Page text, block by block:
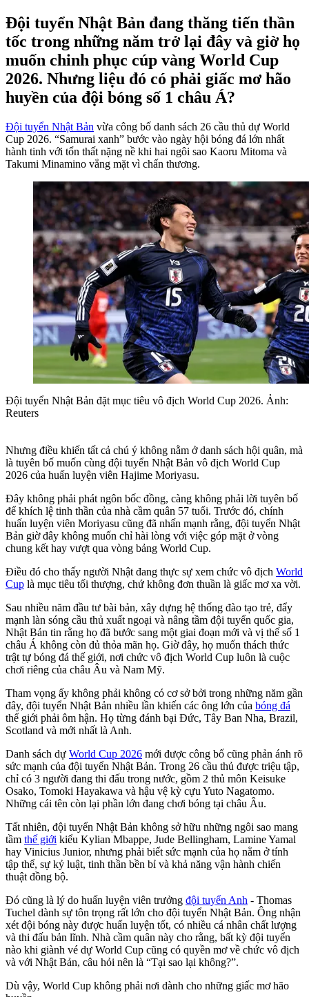
Đội tuyển Nhật Bản đang thăng tiến thần
tốc trong những năm trở lại đây và giờ họ
muốn chinh phục cúp vàng World Cup
2026. Nhưng liệu đó có phải giấc mơ hão
huyền của đội bóng số 1 châu Á?
Đội tuyển Nhật Bản vừa công bố danh sách 26 cầu thủ dự World
Cup 2026. “Samurai xanh” bước vào ngày hội bóng đá lớn nhất
hành tinh với tổn thất nặng nề khi hai ngôi sao Kaoru Mitoma và
Takumi Minamino vắng mặt vì chấn thương.
Đội tuyển Nhật Bản đặt mục tiêu vô địch World Cup 2026. Ảnh:
Reuters
Nhưng điều khiến tất cả chú ý không nằm ở danh sách hội quân, mà
là tuyên bố muốn cùng đội tuyển Nhật Bản vô địch World Cup
2026 của huấn luyện viên Hajime Moriyasu.
Đây không phải phát ngôn bốc đồng, càng không phải lời tuyên bố
để khích lệ tinh thần của nhà cầm quân 57 tuổi. Trước đó, chính
huấn luyện viên Moriyasu cũng đã nhấn mạnh rằng, đội tuyển Nhật
Bản giờ đây không muốn chỉ hài lòng với việc góp mặt ở vòng
chung kết hay vượt qua vòng bảng World Cup.
Điều đó cho thấy người Nhật đang thực sự xem chức vô địch World
Cup là mục tiêu tối thượng, chứ không đơn thuần là giấc mơ xa vời.
Sau nhiều năm đầu tư bài bản, xây dựng hệ thống đào tạo trẻ, đẩy
mạnh làn sóng cầu thủ xuất ngoại và nâng tầm đội tuyển quốc gia,
Nhật Bản tin rằng họ đã bước sang một giai đoạn mới và vị thế số 1
châu Á không còn đủ thỏa mãn họ. Giờ đây, họ muốn thách thức
trật tự bóng đá thế giới, nơi chức vô địch World Cup luôn là cuộc
chơi riêng của châu Âu và Nam Mỹ.
Tham vọng ấy không phải không có cơ sở bởi trong những năm gần
đây, đội tuyển Nhật Bản nhiều lần khiến các ông lớn của bóng đá
thế giới phải ôm hận. Họ từng đánh bại Đức, Tây Ban Nha, Brazil,
Scotland và mới nhất là Anh.
Danh sách dự World Cup 2026 mới được công bố cũng phản ánh rõ
sức mạnh của đội tuyển Nhật Bản. Trong 26 cầu thủ được triệu tập,
chỉ có 3 người đang thi đấu trong nước, gồm 2 thủ môn Keisuke
Osako, Tomoki Hayakawa và hậu vệ kỳ cựu Yuto Nagatomo.
Những cái tên còn lại phần lớn đang chơi bóng tại châu Âu.
Tất nhiên, đội tuyển Nhật Bản không sở hữu những ngôi sao mang
tầm thế giới kiểu Kylian Mbappe, Jude Bellingham, Lamine Yamal
hay Vinicius Junior, nhưng phải biết sức mạnh của họ nằm ở tính
tập thể, sự kỷ luật, tinh thần bền bỉ và khả năng vận hành chiến
thuật đồng bộ.
Đó cũng là lý do huấn luyện viên trưởng đội tuyển Anh - Thomas
Tuchel dành sự tôn trọng rất lớn cho đội tuyển Nhật Bản. Ông nhận
xét đội bóng này được huấn luyện tốt, có nhiều cá nhân chất lượng
và thi đấu bản lĩnh. Nhà cầm quân này cho rằng, bất kỳ đội tuyển
nào khi giành vé dự World Cup cũng có quyền mơ về chức vô địch
và với Nhật Bản, câu hỏi nên là “Tại sao lại không?”.
Dù vậy, World Cup không phải nơi dành cho những giấc mơ hão